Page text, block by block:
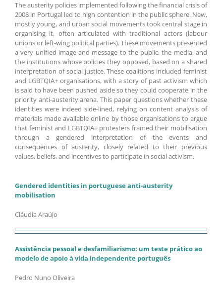
The austerity policies implemented following the financial crisis of
2008 in Portugal led to high contention in the public sphere. New,
mostly young, and urban social movements took central stage in
organising it, often articulated with traditional actors (labour
unions or left-wing political parties). These movements presented
a very unified image and message to the public, the media, and
the institutions whose policies they opposed, based on a shared
interpretation of social justice. These coalitions included feminist
and LGBTQIA+ organisations, with a story of past activism which
is said to have been pushed aside so they could cooperate in the
priority anti-austerity arena. This paper questions whether these
identities were indeed side-lined, relying on content analysis of
materials made available online by those organisations to argue
that feminist and LGBTQIA+ protesters framed their mobilisation
through a gendered interpretation of the events and
consequences of austerity, closely related to their previous
values, beliefs, and incentives to participate in social activism.
Gendered identities in portuguese anti-austerity
mobilisation
Cláudia Araújo
Assistência pessoal e desfamiliarismo: um teste prático ao
modelo de apoio à vida independente português
Pedro Nuno Oliveira